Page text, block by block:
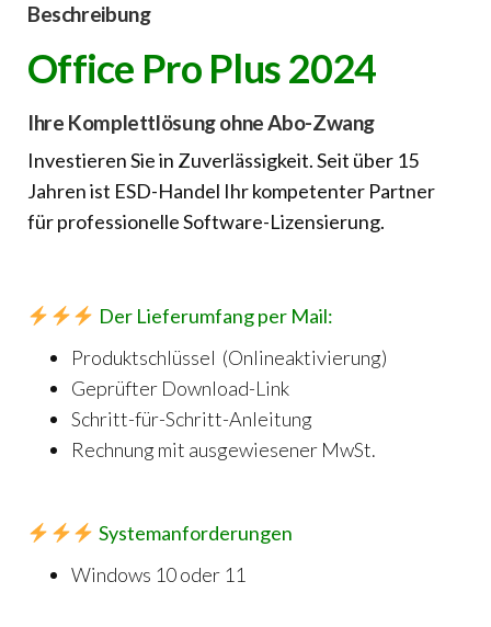
Beschreibung
Office Pro Plus 2024
Ihre Komplettlösung ohne Abo-Zwang
Investieren Sie in Zuverlässigkeit. Seit über 15
Jahren ist ESD-Handel Ihr kompetenter Partner
für professionelle Software-Lizensierung.
Der Lieferumfang per Mail:
Produktschlüssel (Onlineaktivierung)
Geprüfter Download-Link
Schritt-für-Schritt-Anleitung
Rechnung mit ausgewiesener MwSt.
Systemanforderungen
Windows 10 oder 11